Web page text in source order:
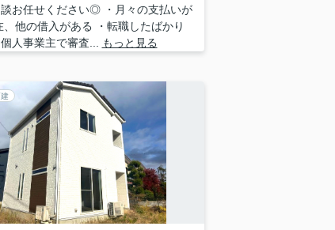
お任せください◎ ・月々の支払いが
、他の借入がある ・転職したばかり
人事業主で審査...
もっと見る